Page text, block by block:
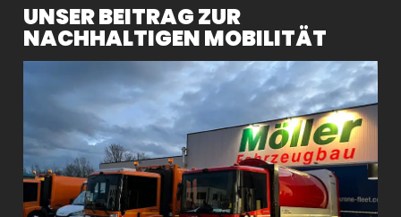
UNSER BEITRAG ZUR
NACHHALTIGEN MOBILITÄT